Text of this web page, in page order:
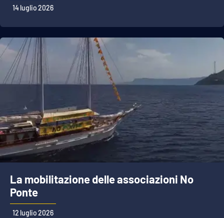
14 luglio 2026
La mobilitazione delle associazioni No
Ponte
12 luglio 2026